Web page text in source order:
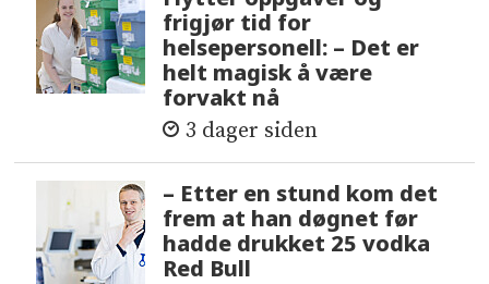
frigjør tid for
helsepersonell: – Det er
helt magisk å være
forvakt nå
3 dager siden
– Etter en stund kom det
frem at han døgnet før
hadde drukket 25 vodka
Red Bull